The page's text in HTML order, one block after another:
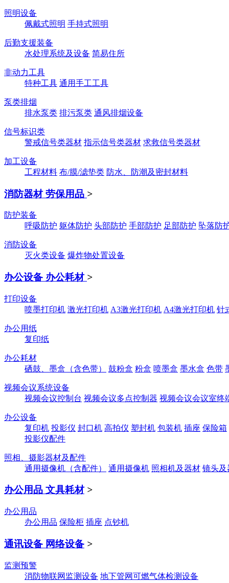
照明设备
佩戴式照明 手持式照明
后勤支援装备
水处理系统及设备 简易住所
非动力工具
特种工具 通用手工工具
泵类排烟
排水泵类 排污泵类 通风排烟设备
信号标识类
警戒信号类器材 指示信号类器材 求救信号类器材
加工设备
工程材料 布/膜/滤垫类 防水、防潮及密封材料
消防器材 劳保用品 >
防护装备
呼吸防护 躯体防护 头部防护 手部防护 足部防护 坠落防
消防设备
灭火类设备 爆炸物处置设备
办公设备 办公耗材 >
打印设备
喷墨打印机 激光打印机 A3激光打印机 A4激光打印机 针
办公用纸
复印纸
办公耗材
硒鼓、墨盒（含色带）
鼓粉盒 粉盒 喷墨盒 墨水盒 色带
视频会议系统设备
视频会议控制台 视频会议多点控制器 视频会议会议室终
办公设备
复印机 投影仪 封口机 高拍仪 塑封机 包装机 插座 保险箱
投影仪配件
照相、摄影器材及配件
通用摄像机（含配件）
通用摄像机 照相机及器材 镜头及
办公用品 文具耗材 >
办公用品
办公用品 保险柜 插座 点钞机
通讯设备 网络设备 >
监测预警
消防物联网监测设备 地下管网可燃气体检测设备